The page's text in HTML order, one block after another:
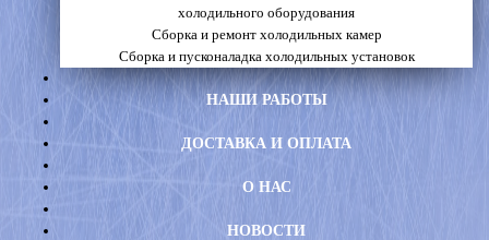
холодильного оборудования
Сборка и ремонт холодильных камер
Сборка и пусконаладка холодильных установок
НАШИ РАБОТЫ
ДОСТАВКА И ОПЛАТА
О НАС
НОВОСТИ